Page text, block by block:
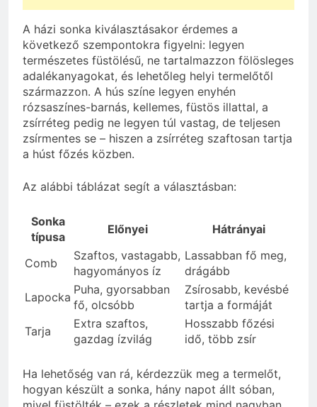
A házi sonka kiválasztásakor érdemes a
következő szempontokra figyelni: legyen
természetes füstölésű, ne tartalmazzon fölösleges
adalékanyagokat, és lehetőleg helyi termelőtől
származzon. A hús színe legyen enyhén
rózsaszínes-barnás, kellemes, füstös illattal, a
zsírréteg pedig ne legyen túl vastag, de teljesen
zsírmentes se – hiszen a zsírréteg szaftosan tartja
a húst főzés közben.
Az alábbi táblázat segít a választásban:
Sonka
típusa
Előnyei Hátrányai
Comb
Szaftos, vastagabb,
hagyományos íz
Lassabban fő meg,
drágább
Lapocka
Puha, gyorsabban
fő, olcsóbb
Zsírosabb, kevésbé
tartja a formáját
Tarja
Extra szaftos,
gazdag ízvilág
Hosszabb főzési
idő, több zsír
Ha lehetőség van rá, kérdezzük meg a termelőt,
hogyan készült a sonka, hány napot állt sóban,